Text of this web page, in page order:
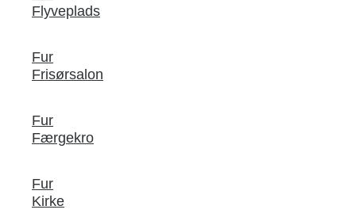
Flyveplads
Fur
Frisørsalon
Fur
Færgekro
Fur
Kirke